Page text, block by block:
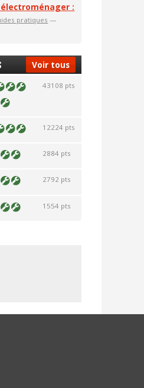
:
pratiques —
Voir tous
43108 pts
12224 pts
2884 pts
2792 pts
1554 pts